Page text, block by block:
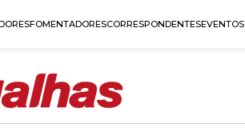
FOMENTADORESCORRESPONDENTESEVENTOS